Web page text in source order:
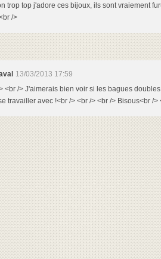
trop top j'adore ces bijoux, ils sont vraiement
/>
13/03/2013 17:59
<br /> J'aimerais bien voir si les bagues
travailler avec !<br /> <br /> <br /> Bisous<br />